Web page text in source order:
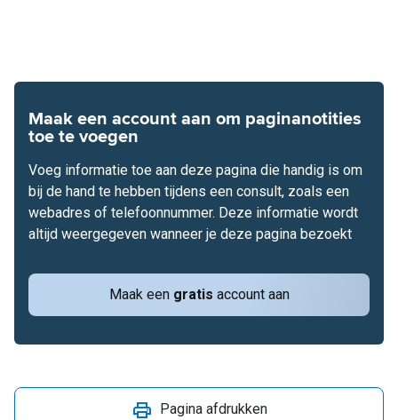
Maak een account aan om paginanotities
toe te voegen
Maak een gratis account aan
Voeg informatie toe aan deze pagina die handig is om
bij de hand te hebben tijdens een consult, zoals een
webadres of telefoonnummer. Deze informatie wordt
altijd weergegeven wanneer je deze pagina bezoekt
Pagina afdrukken